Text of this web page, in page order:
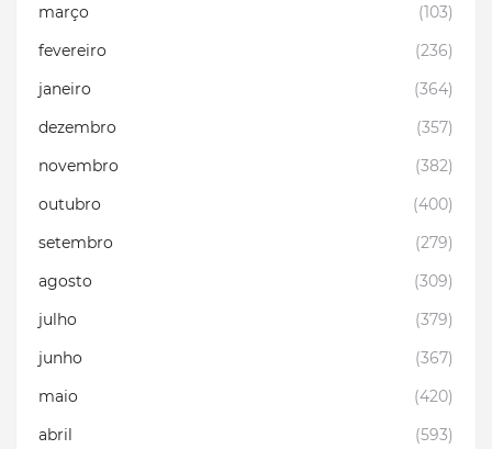
março
(103)
fevereiro
(236)
janeiro
(364)
dezembro
(357)
novembro
(382)
outubro
(400)
setembro
(279)
agosto
(309)
julho
(379)
junho
(367)
maio
(420)
abril
(593)